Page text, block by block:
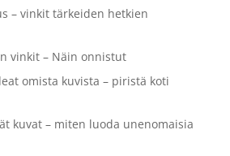
– vinkit tärkeiden hetkien
vinkit – Näin onnistut
omista kuvista – piristä koti
kuvat – miten luoda unenomaisia